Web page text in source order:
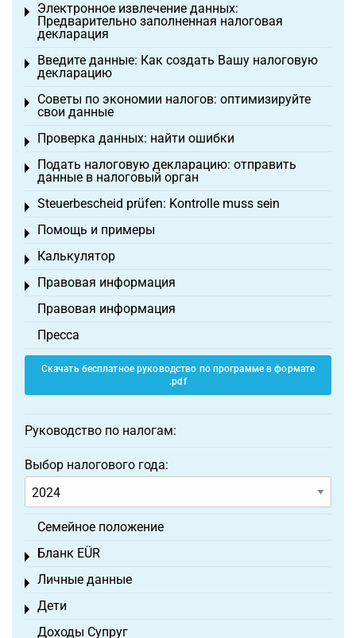
Электронное извлечение данных:
Предварительно заполненная налоговая
декларация
Toggle menu
Введите данные: Как создать Вашу налоговую
декларацию
Toggle menu
Советы по экономии налогов: оптимизируйте
свои данные
Toggle menu
Проверка данных: найти ошибки
Toggle menu
Подать налоговую декларацию: отправить
данные в налоговый орган
Toggle menu
Steuerbescheid prüfen: Kontrolle muss sein
Toggle menu
Помощь и примеры
Toggle menu
Калькулятор
Toggle menu
Правовая информация
Toggle menu
Правовая информация
Пресса
Скачать бесплатное руководство по программе в формате
.pdf
Руководство по налогам:
Выбор налогового года:
Семейное положение
Бланк EÜR
Toggle menu
Личные данные
Toggle menu
Дети
Toggle menu
Доходы Супруг